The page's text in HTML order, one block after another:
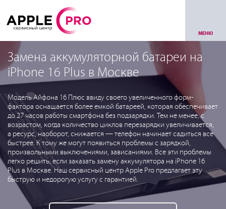
МЕНЮ
Замена аккумуляторной батареи на
iPhone 16 Plus в Москве
Модель Айфона 16 Плюс ввиду своего увеличенного форм-
фактора оснащается более емкой батареей, которая обеспечивает
до 27 часов работы смартфона без подзарядки. Тем не менее, с
возрастом, когда количество циклов перезарядки увеличивается,
а ресурс, наоборот, снижается — телефон начинает садиться все
быстрее. К тому же могут появиться проблемы с зарядкой,
произвольными выключениями, зависаниями. Все эти проблемы
легко решить, если заказать замену аккумулятора на iPhone 16
Plus в Москве. Наш сервисный центр Apple Pro предлагает эту
быструю и недорогую услугу с гарантией.